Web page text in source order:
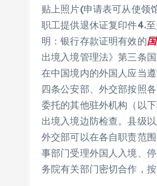
贴上照片(申请表可从使领
职工提供退休证复印件4.
明：银行存款证明有效的
出境入境管理法》第三条
在中国境内的外国人应当
四条公安部、外交部按照
委托的其他驻外机构（以
出境入境边防检查。县级
外交部可以在各自职责范
事部门受理外国人入境、
务院有关部门密切合作，